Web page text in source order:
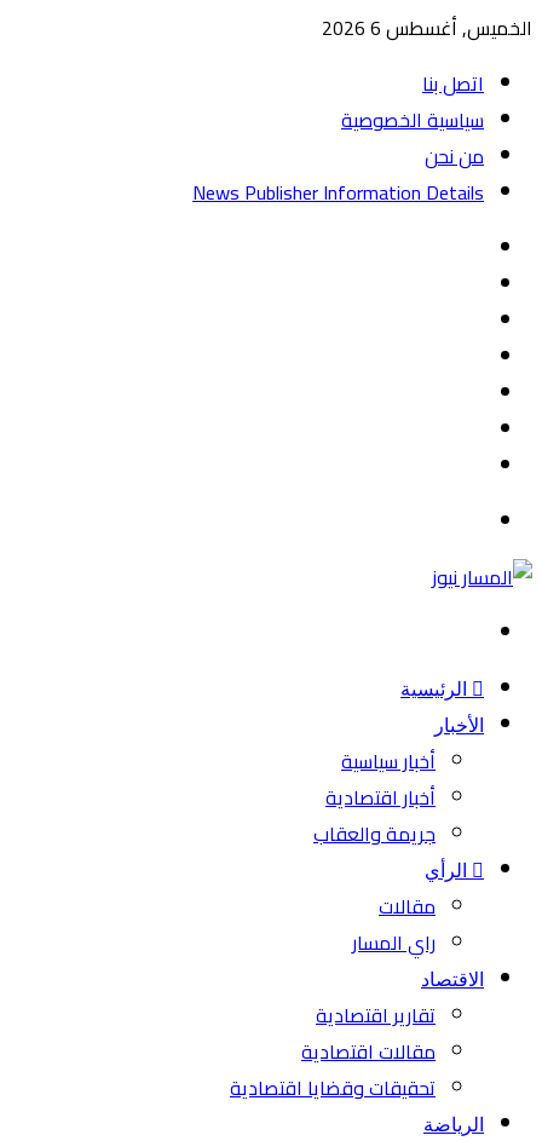
الخميس, أغسطس 6 2026
اتصل بنا
سياسية الخصوصية
من نحن
News Publisher Information Details
الرئيسية
الأخبار
أخبار سياسية
أخبار اقتصادية
جريمة والعقاب
الرأي
مقالات
راي المسار
الاقتصاد
تقارير اقتصادية
مقالات اقتصادية
تحقيقات وقضايا اقتصادية
الرياضة